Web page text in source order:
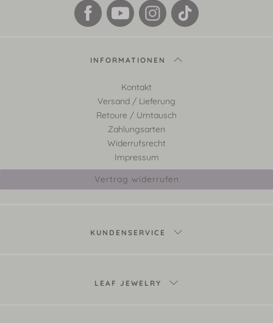
INFORMATIONEN
Kontakt
Versand / Lieferung
Retoure / Umtausch
Zahlungsarten
Widerrufsrecht
Impressum
Vertrag widerrufen
KUNDENSERVICE
LEAF JEWELRY